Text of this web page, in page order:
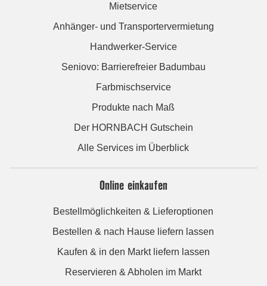
Mietservice
Anhänger- und Transportervermietung
Handwerker-Service
Seniovo: Barrierefreier Badumbau
Farbmischservice
Produkte nach Maß
Der HORNBACH Gutschein
Alle Services im Überblick
Online einkaufen
Bestellmöglichkeiten & Lieferoptionen
Bestellen & nach Hause liefern lassen
Kaufen & in den Markt liefern lassen
Reservieren & Abholen im Markt